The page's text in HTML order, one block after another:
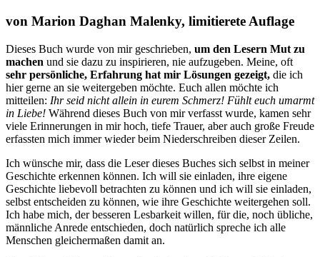
von Marion Daghan Malenky, limitierete Auflage
Dieses Buch wurde von mir geschrieben, um den Lesern Mut zu
machen und sie dazu zu inspirieren, nie aufzugeben. Meine, oft
sehr persönliche, Erfahrung hat mir Lösungen gezeigt, die ich
hier gerne an sie weitergeben möchte. Euch allen möchte ich
mitteilen: Ihr seid nicht allein in eurem Schmerz! Fühlt euch umarmt
in Liebe! Während dieses Buch von mir verfasst wurde, kamen sehr
viele Erinnerungen in mir hoch, tiefe Trauer, aber auch große Freude
erfassten mich immer wieder beim Niederschreiben dieser Zeilen.
Ich wünsche mir, dass die Leser dieses Buches sich selbst in meiner
Geschichte erkennen können. Ich will sie einladen, ihre eigene
Geschichte liebevoll betrachten zu können und ich will sie einladen,
selbst entscheiden zu können, wie ihre Geschichte weitergehen soll.
Ich habe mich, der besseren Lesbarkeit willen, für die, noch übliche,
männliche Anrede entschieden, doch natürlich spreche ich alle
Menschen gleichermaßen damit an.